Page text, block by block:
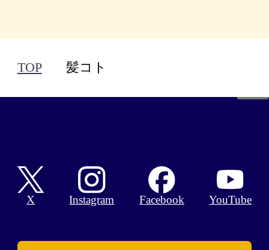
TOP 髪コト
X Instagram Facebook YouTube